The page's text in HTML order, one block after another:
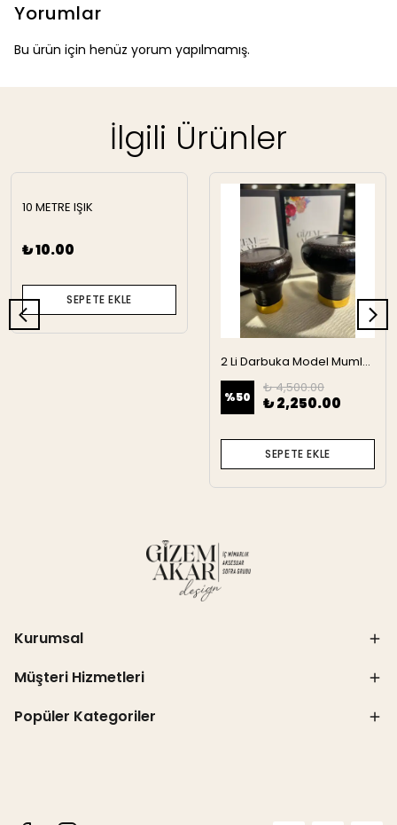
Yorumlar
Bu ürün için henüz yorum yapılmamış.
İlgili Ürünler
10 METRE IŞIK
₺ 10.00
SEPETE EKLE
2 Li Darbuka Model Mumluk
%50
₺ 4,500.00
₺ 2,250.00
SEPETE EKLE
Kurumsal
Müşteri Hizmetleri
Popüler Kategoriler